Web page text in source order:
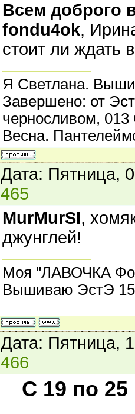
Всем доброго
fondu4ok,
стоит ли
Я Светлана.
Завершено: от
черносливом,
Весна.
Дата: Пятница,
465
MurMurSI,
джунглей!
Моя "ЛАВОЧКА
Вышиваю ЭстЭ
Дата: Пятница,
466
С 19 по 25